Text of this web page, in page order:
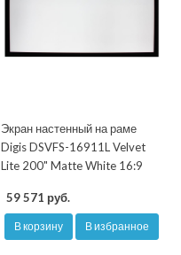
Экран настенный на раме
Digis DSVFS-16911L Velvet
Lite 200" Matte White 16:9
59 571 руб.
В корзину В избранное